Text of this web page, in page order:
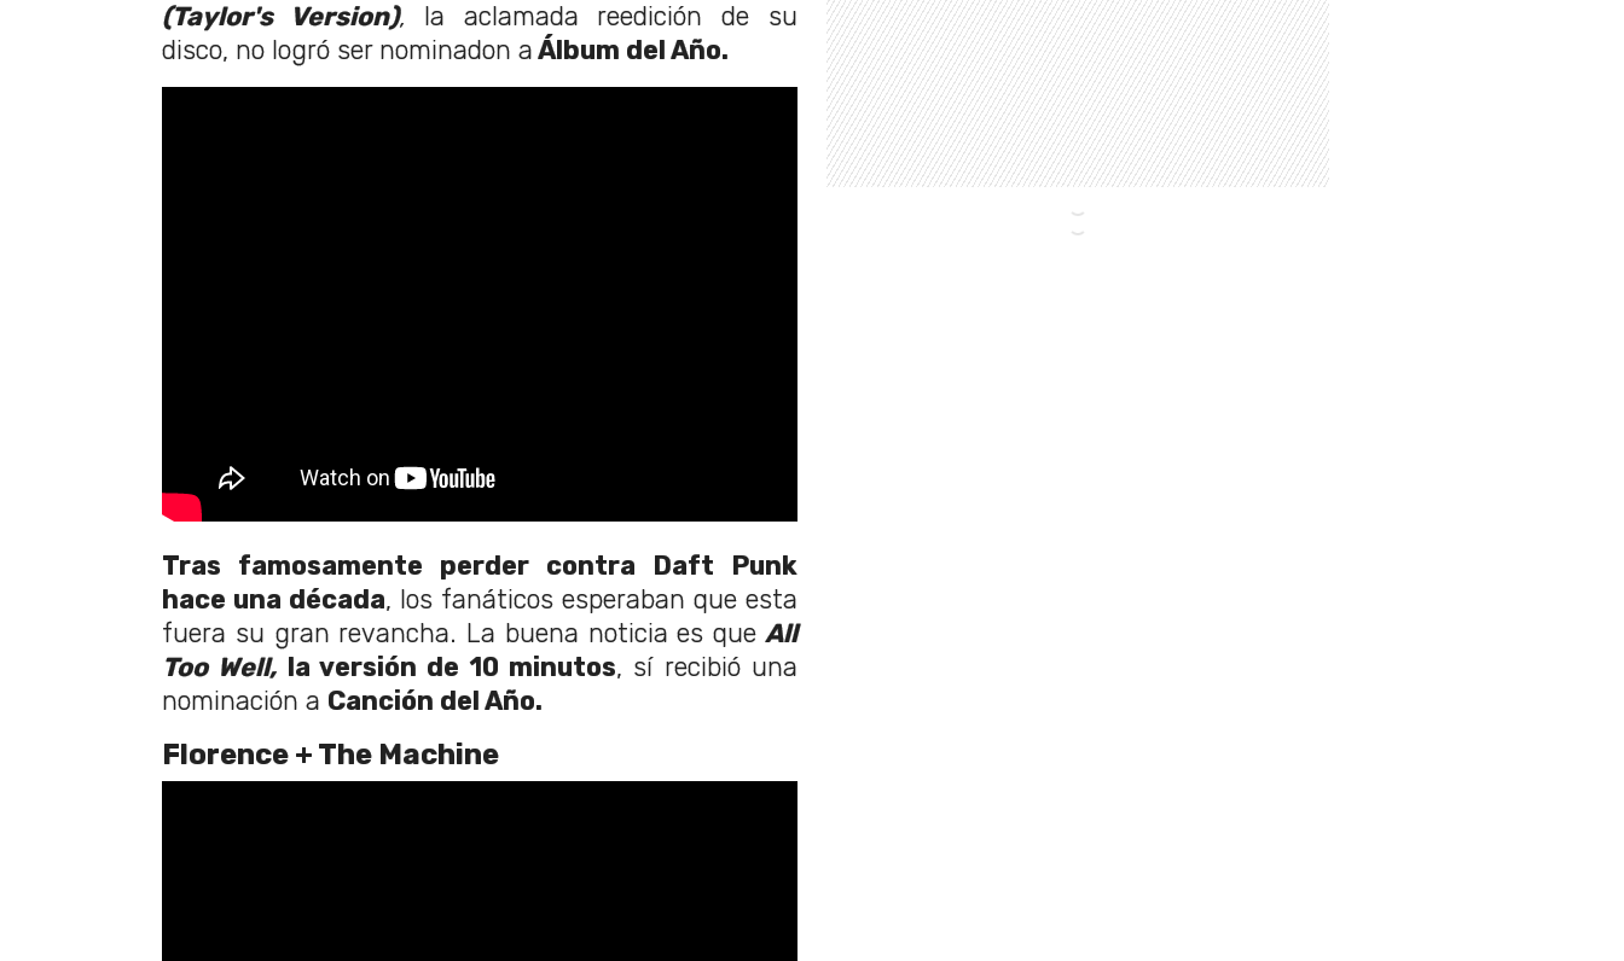
(Taylor's Version), la aclamada reedición de su
disco, no logró ser nominadon a Álbum del Año.
Tras famosamente perder contra Daft Punk
hace una década, los fanáticos esperaban que esta
fuera su gran revancha. La buena noticia es que All
Too Well, la versión de 10 minutos, sí recibió una
nominación a Canción del Año.
Florence + The Machine